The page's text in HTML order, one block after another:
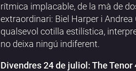
rítmica implacable, de la mà de
extraordinari: Biel Harper i
qualsevol cotilla estilística,
no deixa ningú indiferent.
Divendres 24 de juliol: The Tenor